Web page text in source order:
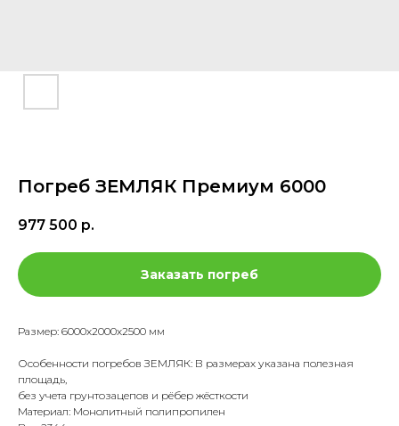
Погреб ЗЕМЛЯК Премиум 6000
977 500 р.
Заказать погреб
Размер: 6000х2000х2500 мм
Особенности погребов ЗЕМЛЯК: В размерах указана полезная
площадь,
без учета грунтозацепов и рёбер жёсткости
Материал: Монолитный полипропилен